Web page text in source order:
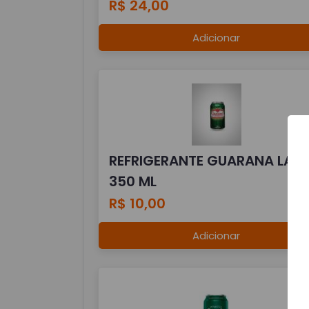
R$ 24,00
Adicionar
REFRIGERANTE GUARANA LATA
350 ML
R$ 10,00
Adicionar